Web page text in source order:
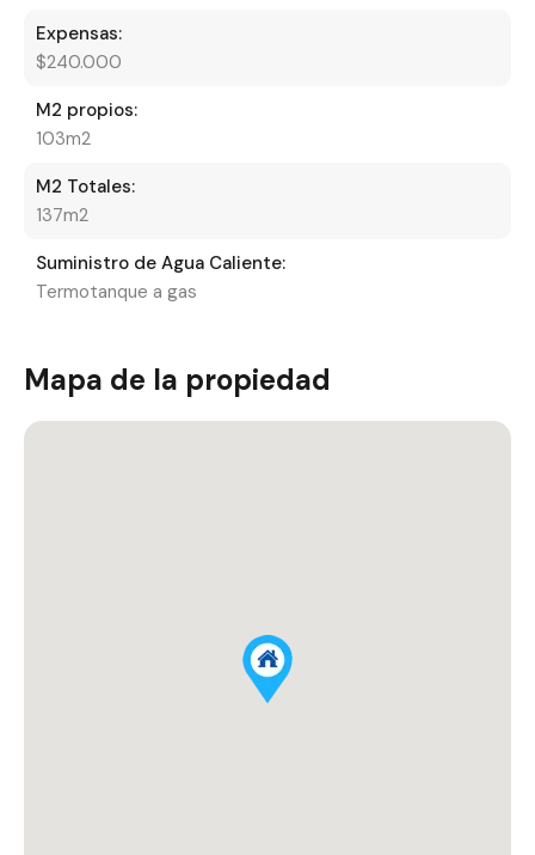
Expensas:
$240.000
M2 propios:
103m2
M2 Totales:
137m2
Suministro de Agua Caliente:
Termotanque a gas
Mapa de la propiedad